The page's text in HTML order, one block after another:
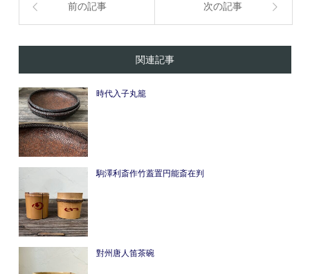
前の記事 次の記事
関連記事
時代入子丸籠
駒澤利斎作竹蓋置円能斎在判
對州唐人笛茶碗